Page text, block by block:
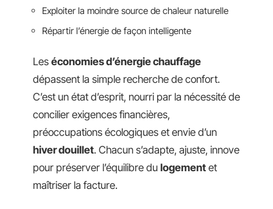
Exploiter la moindre source de chaleur naturelle
Répartir l’énergie de façon intelligente
Les économies d’énergie chauffage
dépassent la simple recherche de confort.
C’est un état d’esprit, nourri par la nécessité de
concilier exigences financières,
préoccupations écologiques et envie d’un
hiver douillet. Chacun s’adapte, ajuste, innove
pour préserver l’équilibre du logement et
maîtriser la facture.